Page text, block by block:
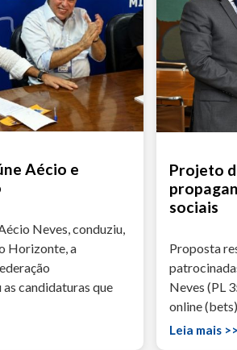
Aécio e
Neves, conduziu,
Horizonte, a
candidaturas que
Projeto
sociais
Proposta
Neves (PL
online
Leia mais >>